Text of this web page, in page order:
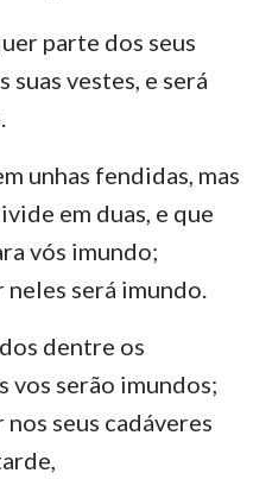
parte dos seus
suas vestes, e será
unhas fendidas, mas
em duas, e que
vós imundo;
será imundo.
dentre os
vos serão imundos;
seus cadáveres